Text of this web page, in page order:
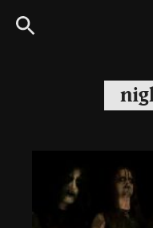
Siirry
suoraan